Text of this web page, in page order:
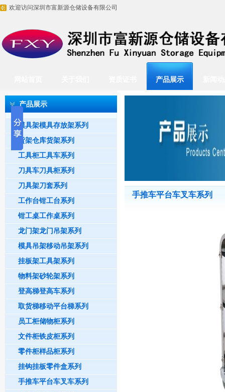
欢迎访问深圳市富新源仓储设备有限公司
产品展示
产品展示
模具架模具存放架系列
货架仓库货架系列
工具柜工具车系列
刀具车刀具柜系列
刀具架刀套系列
工作台钳工台系列
钳工桌工作桌系列
龙门架龙门吊架系列
模具吊架移动吊架系列
挂板架工具架系列
物料架砂轮架系列
登高梯登高车系列
取货梯移动平台梯系列
员工柜储物柜系列
文件柜铁皮柜系列
零件柜样品柜系列
挂钩挂板零件盒系列
手推车平台车叉车系列
手推车平台车叉车系列